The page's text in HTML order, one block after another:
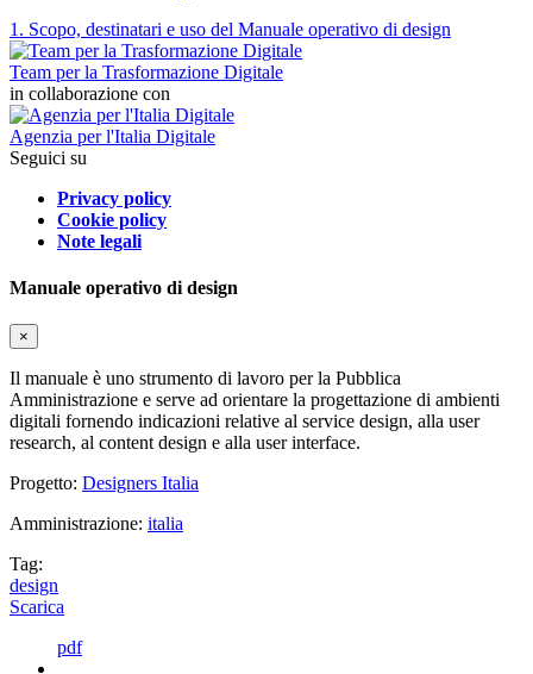
1. Scopo, destinatari e uso del Manuale operativo di design
Team per la Trasformazione Digitale
in collaborazione con
Agenzia per l'Italia Digitale
Seguici su
Privacy policy
Cookie policy
Note legali
Manuale operativo di design
×
Il manuale è uno strumento di lavoro per la Pubblica
Amministrazione e serve ad orientare la progettazione di ambienti
digitali fornendo indicazioni relative al service design, alla user
research, al content design e alla user interface.
Progetto: Designers Italia
Amministrazione: italia
Tag:
design
Scarica
pdf